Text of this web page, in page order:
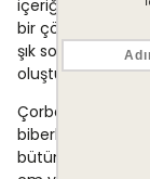
içeriği sayesinde
bir çözüm sunar.
şık sofra
oluşturur.
Çorbalık, farklı
biberlik gibi
bütünlüklü